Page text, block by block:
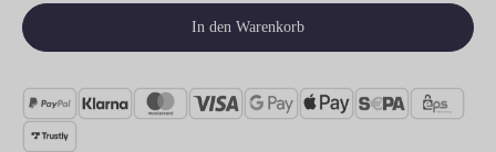
In den Warenkorb